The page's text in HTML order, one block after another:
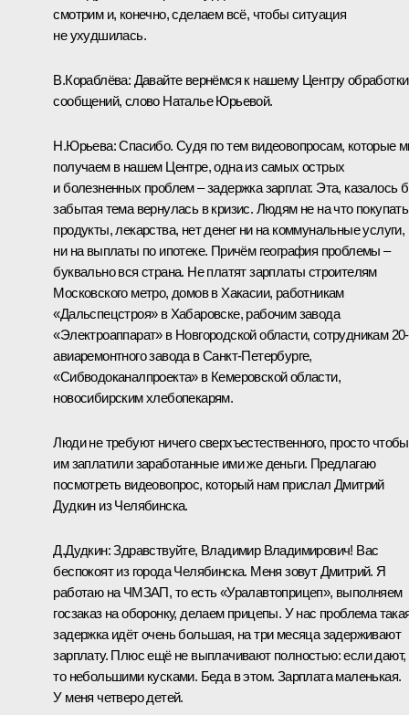
смотрим и, конечно, сделаем всё, чтобы ситуация
не ухудшилась.
В.Кораблёва: Давайте вернёмся к нашему Центру обработки
сообщений, слово Наталье Юрьевой.
Н.Юрьева:Спасибо. Судя по тем видеовопросам, которые
получаем в нашем Центре, одна из самых острых
и болезненных проблем – задержка зарплат. Эта, казалось
забытая тема вернулась в кризис. Людям не на что покупать
продукты, лекарства, нет денег ни на коммунальные услуги,
ни на выплаты по ипотеке. Причём география проблемы –
буквально вся страна. Не платят зарплаты строителям
Московского метро, домов в Хакасии, работникам
«Дальспецстроя» в Хабаровске, рабочим завода
«Электроаппарат» в Новгородской области, сотрудникам 20-
авиаремонтного завода в Санкт-Петербурге,
«Сибводоканалпроекта» в Кемеровской области,
новосибирским хлебопекарям.
Люди не требуют ничего сверхъестественного, просто чтобы
им заплатили заработанные ими же деньги. Предлагаю
посмотреть видеовопрос, который нам прислал Дмитрий
Дудкин из Челябинска.
Д.Дудкин:Здравствуйте, Владимир Владимирович! Вас
беспокоят из города Челябинска. Меня зовут Дмитрий. Я
работаю на ЧМЗАП, то есть «Уралавтоприцеп», выполняем
госзаказ на оборонку, делаем прицепы. У нас проблема
задержка идёт очень большая, на три месяца задерживают
зарплату. Плюс ещё не выплачивают полностью: если дают,
то небольшими кусками. Беда в этом. Зарплата маленькая.
У меня четверо детей.